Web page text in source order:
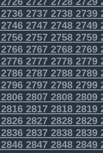
273727382739
274727482749
275727582759
276727682769
277727782779
278727882789
279727982799
280728082809
281728182819
282728282829
283728382839
284728482849